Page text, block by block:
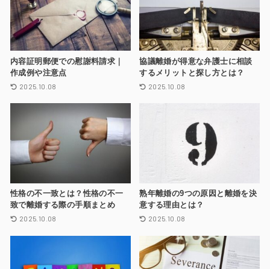
内容証明郵便での慰謝料請求｜
作成例や注意点
2025.10.08
協議離婚が得意な弁護士に相談
するメリットと探し方とは？
2025.10.08
性格の不一致とは？性格の不一
致で離婚する際の手順まとめ
2025.10.08
熟年離婚の9つの原因と離婚を決
意する理由とは？
2025.10.08